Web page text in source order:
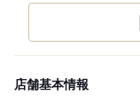
店舗基本情報